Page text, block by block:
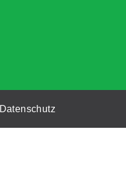
Datenschutz